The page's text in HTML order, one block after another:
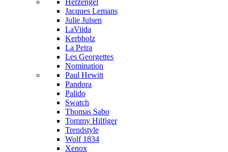
Herzengel
Jacques Lemans
Julie Julsen
LaViida
Kerbholz
La Petra
Les Georgettes
Nomination
Paul Hewitt
Pandora
Palido
Swatch
Thomas Sabo
Tommy Hilfiger
Trendstyle
Wolf 1834
Xenox